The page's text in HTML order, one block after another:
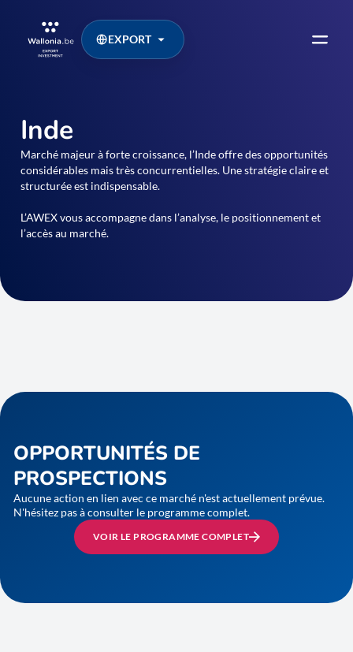
EXPORT
Inde
Marché majeur à forte croissance, l’Inde offre des opportunités
considérables mais très concurrentielles. Une stratégie claire et
structurée est indispensable.
L’AWEX vous accompagne dans l’analyse, le positionnement et
l’accès au marché.
OPPORTUNITÉS DE
PROSPECTIONS
Aucune action en lien avec ce marché n'est actuellement prévue.
N'hésitez pas à consulter le programme complet.
VOIR LE PROGRAMME COMPLET